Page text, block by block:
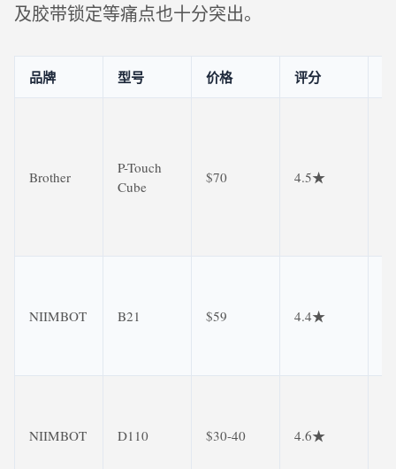
及胶带锁定等痛点也十分突出。
品牌 型号 价格 评分
Brother
P-Touch
Cube
$70 4.5★
NIIMBOT B21 $59 4.4★
NIIMBOT D110 $30-40 4.6★